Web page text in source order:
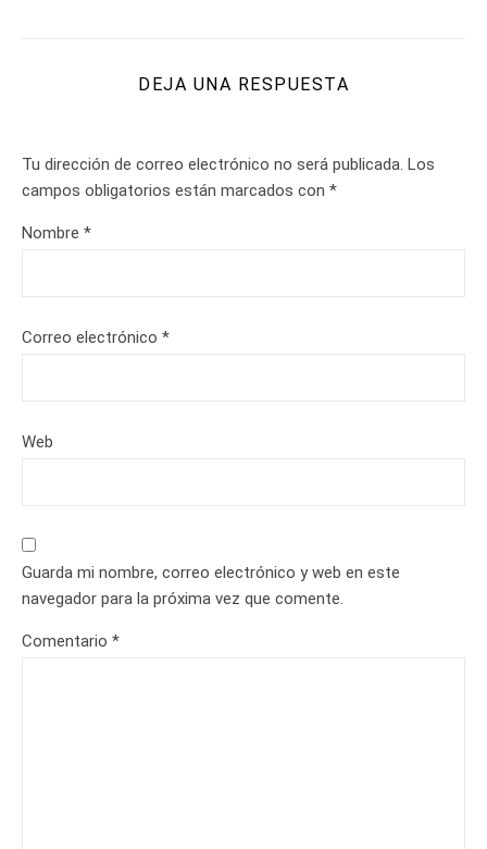
DEJA UNA RESPUESTA
Tu dirección de correo electrónico no será publicada. Los
campos obligatorios están marcados con *
Nombre *
Correo electrónico *
Web
Guarda mi nombre, correo electrónico y web en este
navegador para la próxima vez que comente.
Comentario *